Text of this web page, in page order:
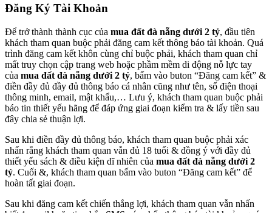
Đăng Ký Tài Khoản
Để trở thành thành cục của mua đất đà nẵng dưới 2 tỷ, đầu tiên
khách tham quan buộc phải đăng cam kết thông báo tài khoản. Quá
trình đăng cam kết khôn cùng chỉ buộc phải, khách tham quan chỉ
mất truy chọn cập trang web hoặc phầm mềm di động nỗ lực tay
của mua đất đà nẵng dưới 2 tỷ, bấm vào buton “Đăng cam kết” &
điền đầy đủ đầy đủ thông báo cá nhân cũng như tên, số điện thoại
thông minh, email, mật khẩu,… Lưu ý, khách tham quan buộc phải
báo tin thiết yếu hãng để đáp ứng giai đoạn kiểm tra & lấy tiền sau
đây chia sẻ thuận lợi.
Sau khi điền đầy đủ thông báo, khách tham quan buộc phải xác
nhấn rằng khách tham quan vẫn đủ 18 tuổi & đồng ý với đầy đủ
thiết yếu sách & điều kiện dĩ nhiên của mua đất đà nẵng dưới 2
tỷ. Cuối &, khách tham quan bấm vào buton “Đăng cam kết” để
hoàn tất giai đoạn.
Sau khi đăng cam kết chiến thắng lợi, khách tham quan vẫn nhấn